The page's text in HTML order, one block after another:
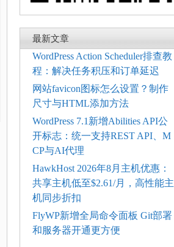
最新文章
WordPress Action Scheduler排查教
程：解决任务积压和订单延迟
网站favicon图标怎么设置？制作
尺寸与HTML添加方法
WordPress 7.1新增Abilities API公
开标志：统一支持REST API、M
CP与AI代理
HawkHost 2026年8月主机优惠：
共享主机低至$2.61/月，高性能主
机同步折扣
FlyWP新增全局命令面板 Git部署
和服务器开通更方便